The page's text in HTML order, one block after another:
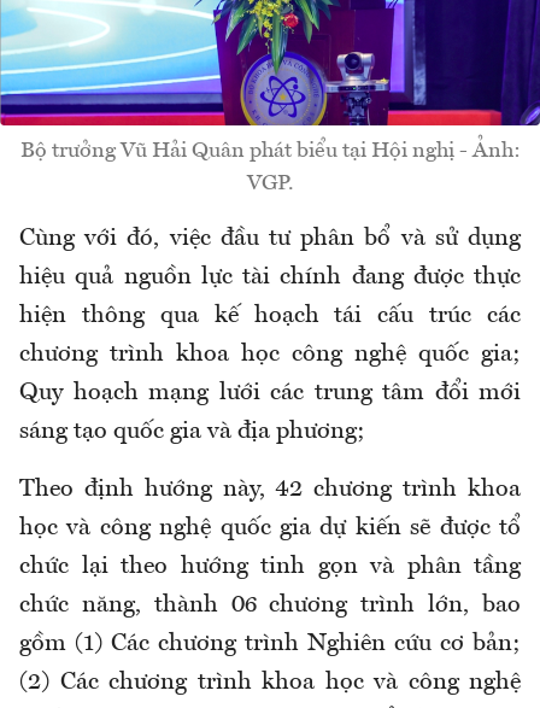
Bộ trưởng Vũ Hải Quân phát biểu tại Hội nghị - Ảnh:
VGP.
Cùng với đó, việc đầu tư phân bổ và sử dụng
hiệu quả nguồn lực tài chính đang được thực
hiện thông qua kế hoạch tái cấu trúc các
chương trình khoa học công nghệ quốc gia;
Quy hoạch mạng lưới các trung tâm đổi mới
sáng tạo quốc gia và địa phương;
Theo định hướng này, 42 chương trình khoa
học và công nghệ quốc gia dự kiến sẽ được tổ
chức lại theo hướng tinh gọn và phân tầng
chức năng, thành 06 chương trình lớn, bao
gồm (1) Các chương trình Nghiên cứu cơ bản;
(2) Các chương trình khoa học và công nghệ